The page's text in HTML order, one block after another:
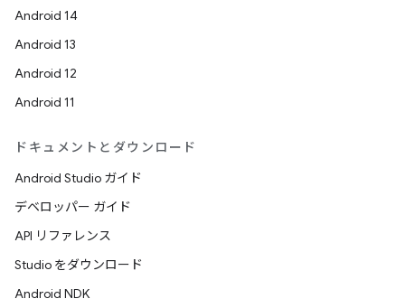
Android 14
Android 13
Android 12
Android 11
ドキュメントとダウンロード
Android Studio ガイド
デベロッパー ガイド
API リファレンス
Studio をダウンロード
Android NDK